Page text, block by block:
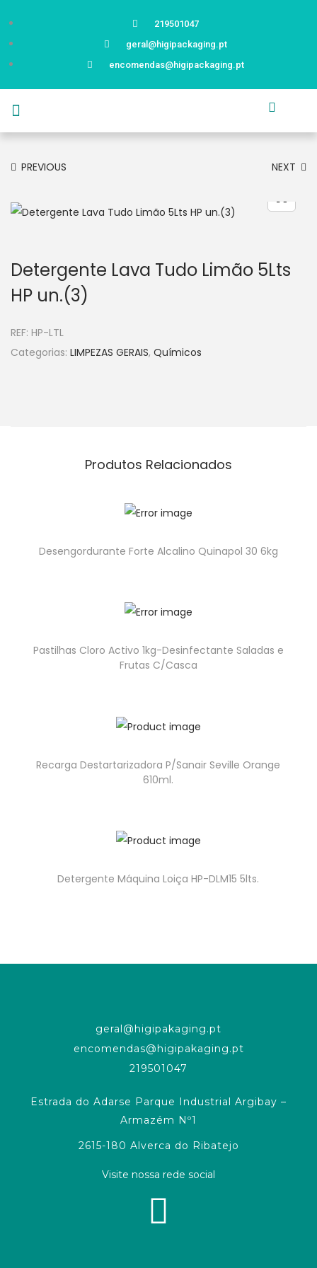
219501047
geral@higipackaging.pt
encomendas@higipackaging.pt
PREVIOUS NEXT
Detergente Lava Tudo Limão 5Lts
HP un.(3)
REF: HP-LTL
Categorias: LIMPEZAS GERAIS, Químicos
Produtos Relacionados
Desengordurante Forte Alcalino Quinapol 30 6kg
Pastilhas Cloro Activo 1kg-Desinfectante Saladas e
Frutas C/Casca
Recarga Destartarizadora P/Sanair Seville Orange
610ml.
Detergente Máquina Loiça HP-DLM15 5lts.
geral@higipakaging.pt
encomendas@higipakaging.pt
219501047
Estrada do Adarse Parque Industrial Argibay –
Armazém Nº1
2615-180 Alverca do Ribatejo
Visite nossa rede social